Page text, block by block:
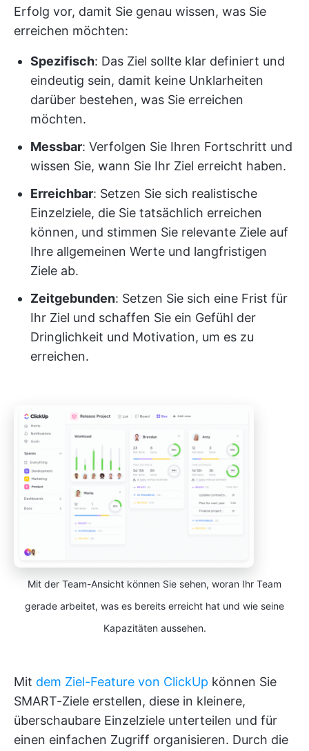
Erfolg vor, damit Sie genau wissen, was Sie
erreichen möchten:
Spezifisch: Das Ziel sollte klar definiert und
eindeutig sein, damit keine Unklarheiten
darüber bestehen, was Sie erreichen
möchten.
Messbar: Verfolgen Sie Ihren Fortschritt und
wissen Sie, wann Sie Ihr Ziel erreicht haben.
Erreichbar: Setzen Sie sich realistische
Einzelziele, die Sie tatsächlich erreichen
können, und stimmen Sie relevante Ziele auf
Ihre allgemeinen Werte und langfristigen
Ziele ab.
Zeitgebunden: Setzen Sie sich eine Frist für
Ihr Ziel und schaffen Sie ein Gefühl der
Dringlichkeit und Motivation, um es zu
erreichen.
Mit der Team-Ansicht können Sie sehen, woran Ihr Team
gerade arbeitet, was es bereits erreicht hat und wie seine
Kapazitäten aussehen.
Mit dem Ziel-Feature von ClickUp können Sie
SMART-Ziele erstellen, diese in kleinere,
überschaubare Einzelziele unterteilen und für
einen einfachen Zugriff organisieren. Durch die